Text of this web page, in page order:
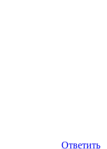
Ответить